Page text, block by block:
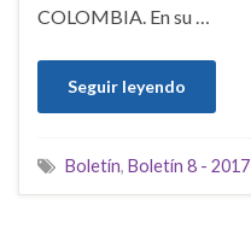
COLOMBIA. En su …
Seguir leyendo
Boletín, Boletín 8 - 2017